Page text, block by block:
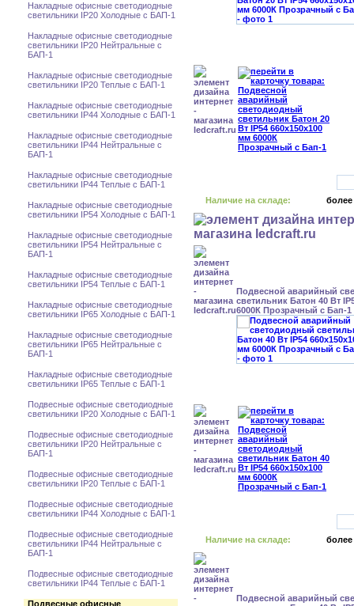
Накладные офисные светодиодные
светильники IP20 Холодные с БАП-1
Накладные офисные светодиодные
светильники IP20 Нейтральные с
БАП-1
Накладные офисные светодиодные
светильники IP20 Теплые с БАП-1
Накладные офисные светодиодные
светильники IP44 Холодные с БАП-1
Накладные офисные светодиодные
светильники IP44 Нейтральные с
БАП-1
Накладные офисные светодиодные
светильники IP44 Теплые с БАП-1
Накладные офисные светодиодные
светильники IP54 Холодные с БАП-1
Накладные офисные светодиодные
светильники IP54 Нейтральные с
БАП-1
Накладные офисные светодиодные
светильники IP54 Теплые с БАП-1
Накладные офисные светодиодные
светильники IP65 Холодные с БАП-1
Накладные офисные светодиодные
светильники IP65 Нейтральные с
БАП-1
Накладные офисные светодиодные
светильники IP65 Теплые с БАП-1
Подвесные офисные светодиодные
светильники IP20 Холодные с БАП-1
Подвесные офисные светодиодные
светильники IP20 Нейтральные с
БАП-1
Подвесные офисные светодиодные
светильники IP20 Теплые с БАП-1
Подвесные офисные светодиодные
светильники IP44 Холодные с БАП-1
Подвесные офисные светодиодные
светильники IP44 Нейтральные с
БАП-1
Подвесные офисные светодиодные
светильники IP44 Теплые с БАП-1
Подвесные офисные
Наличие на складе: более
Подвесной аварийный
светильник Батон 40 Вт
6000К Прозрачный с Бап-1
Наличие на складе: более
Подвесной аварийный